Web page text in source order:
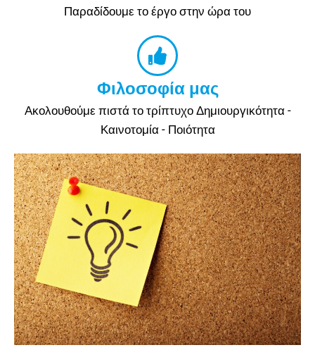
Παραδίδουμε το έργο στην ώρα του
Φιλοσοφία μας
Ακολουθούμε πιστά το τρίπτυχο Δημιουργικότητα -
Καινοτομία - Ποιότητα